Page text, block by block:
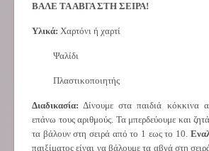
ΒΑΛΕ ΤΑ ΑΒΓΑ ΣΤΗ ΣΕΙΡΑ!
Υλικά: Χαρτόνι ή χαρτί
Ψαλίδι
Πλαστικοποιητής
Διαδικασία: Δίνουμε στα παιδιά κόκκινα
επάνω τους αριθμούς. Τα μπερδεύουμε και
τα βάλουν στη σειρά από το 1 εως το 10.
παιξίματος είναι να βάλουμε τα αβγά στη